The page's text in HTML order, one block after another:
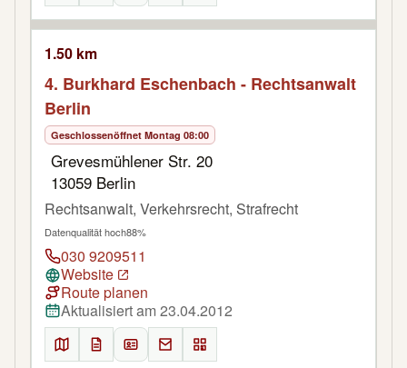
1.50 km
4. Burkhard Eschenbach - Rechtsanwalt
Berlin
Geschlossenöffnet Montag 08:00
Grevesmühlener Str. 20
13059 Berlin
Rechtsanwalt, Verkehrsrecht, Strafrecht
Datenqualität hoch88%
030 9209511
Website
Route planen
Aktualisiert am 23.04.2012